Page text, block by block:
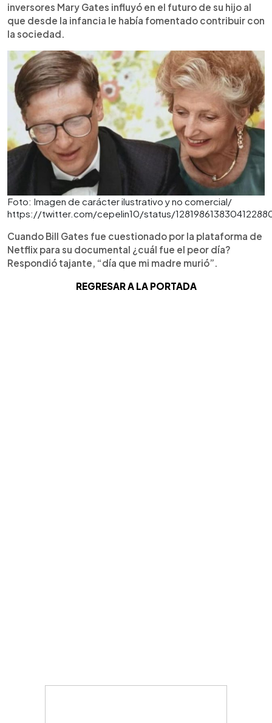
inversores Mary Gates influyó en el futuro de su hijo al
que desde la infancia le había fomentado contribuir con
la sociedad.
Foto: Imagen de carácter ilustrativo y no comercial/
https://twitter.com/cepelin10/status/
Cuando Bill Gates fue cuestionado por la plataforma de
Netflix para su documental ¿cuál fue el peor día?
Respondió tajante, “día que mi madre murió”.
REGRESAR A LA PORTADA